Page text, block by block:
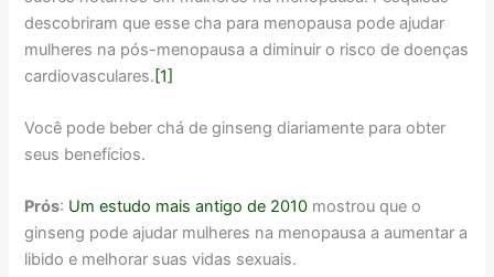
descobriram que esse cha para menopausa pode ajudar
mulheres na pós-menopausa a diminuir o risco de doenças
cardiovasculares. [1]
Você pode beber chá de ginseng diariamente para obter
seus benefícios.
Prós: Um estudo mais antigo de 2010 mostrou que o
ginseng pode ajudar mulheres na menopausa a aumentar a
libido e melhorar suas vidas sexuais.